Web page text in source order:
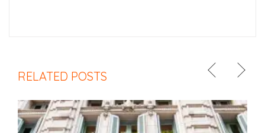
RELATED POSTS